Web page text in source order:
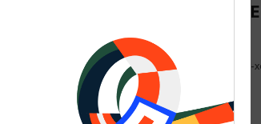
Балет Аллы Духовой
23.08.2026 19:00
Светлогорск, Театр эстрады «Янтарь-